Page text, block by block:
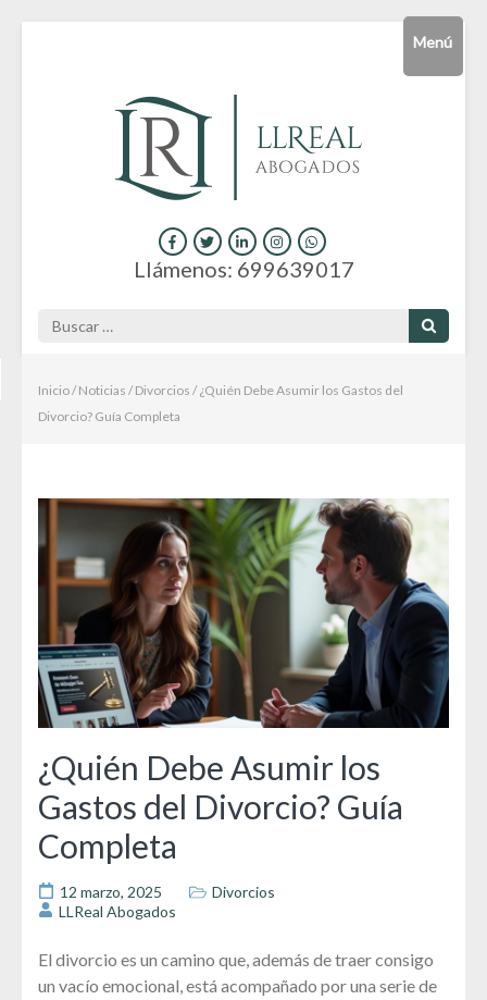
Llámenos: 699639017
Buscar:
Inicio/ Noticias / Divorcios / ¿Quién Debe Asumir los Gastos del
Divorcio? Guía Completa
¿Quién Debe Asumir los
Gastos del Divorcio? Guía
Completa
12 marzo, 2025
Divorcios
LLReal Abogados
El divorcio es un camino que, además de traer consigo
un vacío emocional, está acompañado por una serie de
Menú